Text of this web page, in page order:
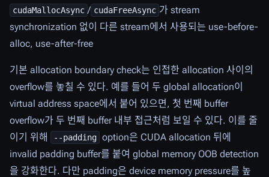
cudaMallocAsync / cudaFreeAsync 가 stream
synchronization 없이 다른 stream에서 사용되는 use-before-
alloc, use-after-free
기본 allocation boundary check는 인접한 allocation 사이의
overflow를 놓칠 수 있다. 예를 들어 두 global allocation이
virtual address space에서 붙어 있으면, 첫 번째 buffer
overflow가 두 번째 buffer 내부 접근처럼 보일 수 있다. 이를 줄
이기 위해
--padding option은 CUDA allocation 뒤에
invalid padding buffer를 붙여 global memory OOB detection
을 강화한다. 다만 padding은 device memory pressure를 높